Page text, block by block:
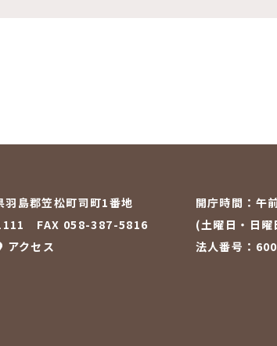
島郡笠松町司町1番地
FAX 058-387-5816
アクセス
開庁時間： 午
(土曜日・日曜
法人番号：